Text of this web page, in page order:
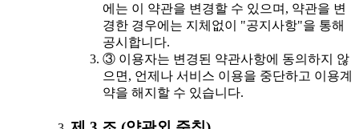
에는 이 약관을 변경할 수 있으며, 약관을 변
경한 경우에는 지체없이 "공지사항"을 통해
공시합니다.
③ 이용자는 변경된 약관사항에 동의하지 않
으면, 언제나 서비스 이용을 중단하고 이용계
약을 해지할 수 있습니다.